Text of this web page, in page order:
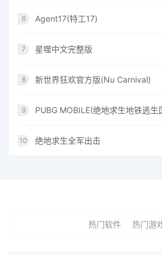
6 Agent17(特工17)
7 星噬中文完整版
8 新世界狂欢官方版(Nu Carnival)
9 PUBG MOBILE(绝地求生地铁逃生
10 绝地求生全军出击
热门软件 热门游